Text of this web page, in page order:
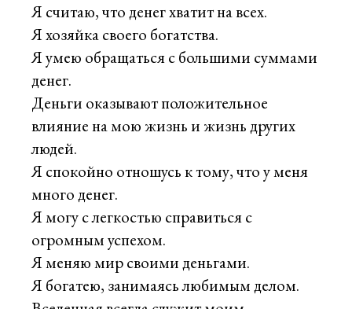
Я считаю, что денег хватит на всех.
Я хозяйка своего богатства.
Я умею обращаться с большими суммами
денег.
Деньги оказывают положительное
влияние на мою жизнь и жизнь других
людей.
Я спокойно отношусь к тому, что у меня
много денег.
Я могу с легкостью справиться с
огромным успехом.
Я меняю мир своими деньгами.
Я богатею, занимаясь любимым делом.